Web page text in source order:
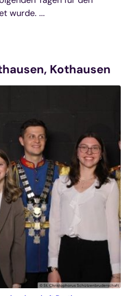
wurde. ...
Kothausen
© St. Christophorus Schützenbruderschaft